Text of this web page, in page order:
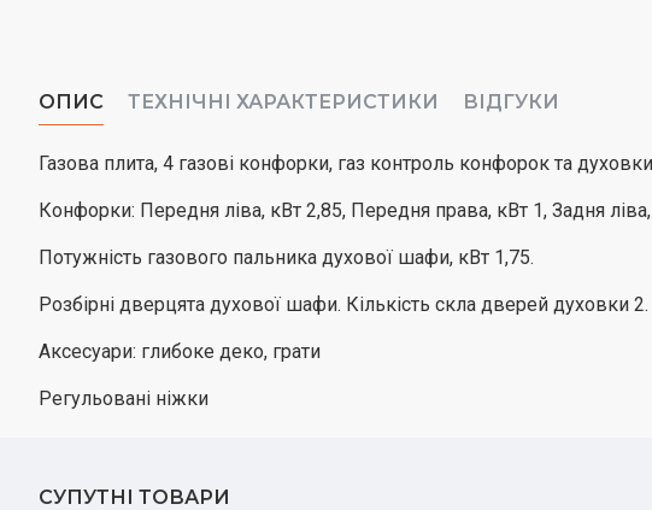
ОПИС ТЕХНІЧНІ ХАРАКТЕРИСТИКИ ВІДГУКИ
Газова плита, 4 газові конфорки, газ контроль конфорок та
Конфорки: Передня ліва, кВт 2,85, Передня права, кВт 1, Задня
Потужність газового пальника духової шафи, кВт 1,75.
Розбірні дверцята духової шафи. Кількість скла дверей духовки
Аксесуари: глибоке деко, грати
Регульовані ніжки
СУПУТНІ ТОВАРИ